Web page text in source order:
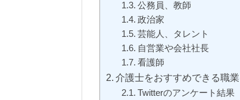
公務員、教師
政治家
芸能人、タレント
自営業や会社社長
看護師
介護士をおすすめできる職
Twitterのアンケート結果